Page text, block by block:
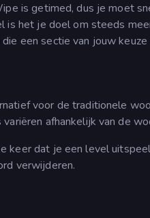
is getimed, dus je moet
is het je doel om steeds
een sectie van jouw
voor de traditionele
afhankelijk van de
keer dat je een level
verwijderen.